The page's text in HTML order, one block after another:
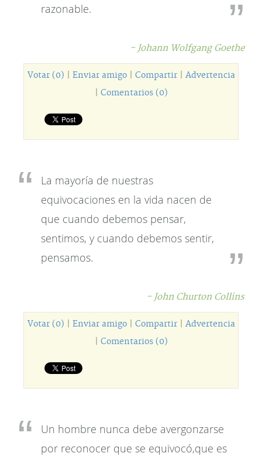
razonable.
- Johann Wolfgang Goethe
Votar (0) Enviar amigo| Compartir| Advertencia
Comentarios (0)
La mayoría de nuestras
equivocaciones en la vida nacen de
que cuando debemos pensar,
sentimos, y cuando debemos sentir,
pensamos.
- John Churton Collins
Votar (0) Enviar amigo| Compartir| Advertencia
Comentarios (0)
Un hombre nunca debe avergonzarse
por reconocer que se equivocó,que es